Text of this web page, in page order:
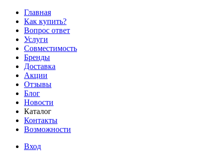
Главная
Как купить?
Вопрос ответ
Услуги
Совместимость
Бренды
Доставка
Акции
Отзывы
Блог
Новости
Каталог
Контакты
Возможности
Вход